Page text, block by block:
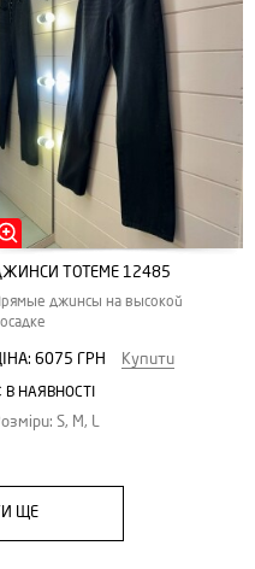
TOTEME 12485
джинсы на высокой
6075 ГРН Купити
В НАЯВНОСТІ
S, M, L
ЩЕ